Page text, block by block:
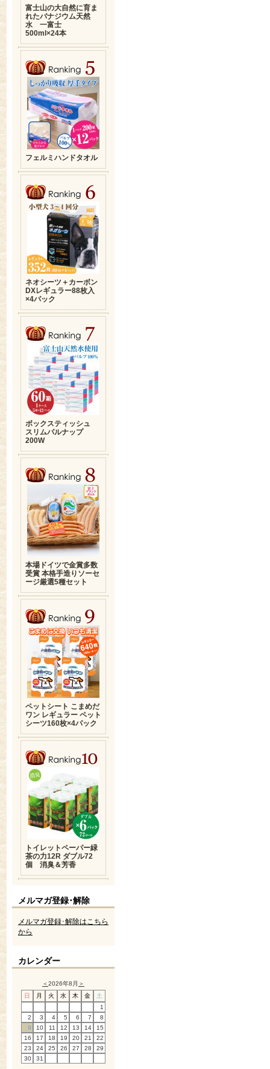
富士山の大自然に育ま
れたバナジウム天然
水 一富士
500ml×24本
フェルミハンドタオル
ネオシーツ＋カーボン
DXレギュラー88枚入
×4パック
ボックスティッシュ
スリムパルナップ
200W
本場ドイツで金賞多数
受賞 本格手造りソーセ
ージ厳選5種セット
ペットシート こまめだ
ワン レギュラー ペット
シーツ160枚×4パック
トイレットペーパー緑
茶の力12R ダブル72
個 消臭＆芳香
メルマガ登録･解除
メルマガ登録･解除はこちら
から
カレンダー
＜2026年8月 ＞
日
月 火 水 木 金
土
1
2
3 4 5 6 7
8
9
10 11 12 13 14
15
16
17 18 19 20 21
22
23
24 25 26 27 28
29
30
31